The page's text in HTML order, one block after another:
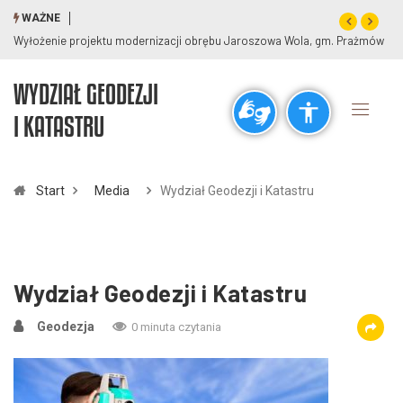
visibility_off title
remove_circle_outline add_circle_outline
WAŻNE
Wyłożenie projektu modernizacji obrębu Jaroszowa Wola, gm. Prażmów
WYDZIAŁ GEODEZJI
I KATASTRU
Start Media Wydział Geodezji i Katastru
Wydział Geodezji i Katastru
Geodezja 0 minuta czytania